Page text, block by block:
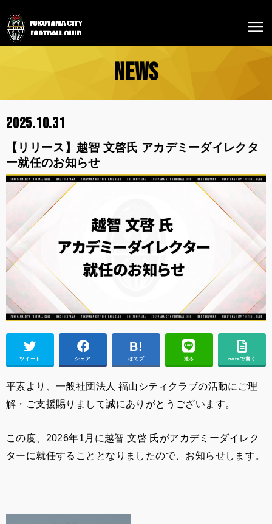
NEWS
2025.10.31
【リリース】越智 文啓氏 アカデミーダイレクタ
ー就任のお知らせ
ツイート シェア はてブ 送る noteで書く
平素より、一般社団法人 福山シティクラブの活動にご理
解・ご支援賜りまして誠にありがとうございます。
この度、2026年1月に越智 文啓 氏がアカデミーダイレク
ターに就任することとなりましたので、お知らせします。